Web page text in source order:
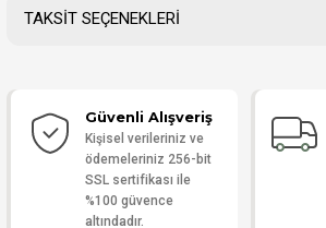
Yorum Yaz
TAKSİT SEÇENEKLERİ
Güvenli Alışveriş
Kişisel verileriniz ve
ödemeleriniz 256-bit
SSL sertifikası ile
%100 güvence
altındadır.